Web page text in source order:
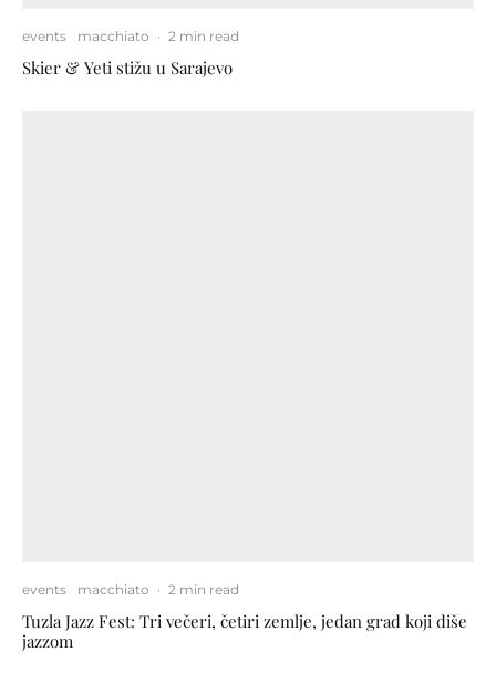
events macchiato · 2 min read
Skier & Yeti stižu u Sarajevo
events macchiato · 2 min read
Tuzla Jazz Fest: Tri večeri, četiri zemlje, jedan grad koji diše
jazzom